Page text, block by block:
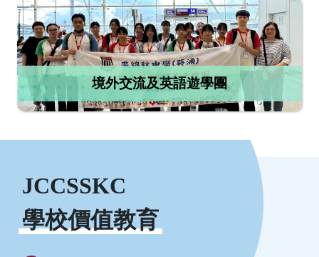
境外交流及英語遊學團
JCCSSKC
學校價值教育